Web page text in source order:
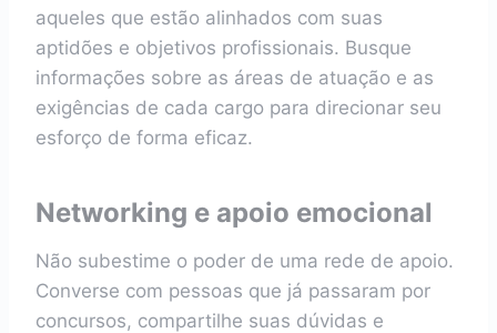
aqueles que estão alinhados com suas
aptidões e objetivos profissionais. Busque
informações sobre as áreas de atuação e as
exigências de cada cargo para direcionar seu
esforço de forma eficaz.
Networking e apoio emocional
Não subestime o poder de uma rede de apoio.
Converse com pessoas que já passaram por
concursos, compartilhe suas dúvidas e